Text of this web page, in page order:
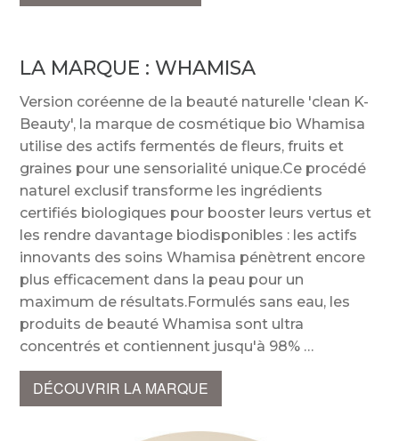
LA MARQUE :WHAMISA
Version coréenne de la beauté naturelle 'clean K-
Beauty', la marque de cosmétique bio Whamisa
utilise des actifs fermentés de fleurs, fruits et
graines pour une sensorialité unique.Ce procédé
naturel exclusif transforme les ingrédients
certifiés biologiques pour booster leurs vertus et
les rendre davantage biodisponibles : les actifs
innovants des soins Whamisa pénètrent encore
plus efficacement dans la peau pour un
maximum de résultats.Formulés sans eau, les
produits de beauté Whamisa sont ultra
concentrés et contiennent jusqu'à 98%
DÉCOUVRIR LA MARQUE